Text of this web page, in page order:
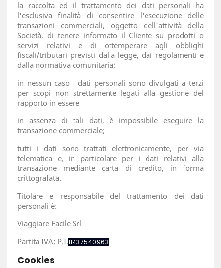
la raccolta ed il trattamento dei dati personali ha
l'esclusiva finalità di consentire l'esecuzione delle
transazioni commerciali, oggetto dell'attività della
Società, di tenere informato il Cliente su prodotti o
servizi relativi e di ottemperare agli obblighi
fiscali/tributari previsti dalla legge, dai regolamenti e
dalla normativa comunitaria;
in nessun caso i dati personali sono divulgati a terzi
per scopi non strettamente legati alla gestione del
rapporto in essere
in assenza di tali dati, è impossibile eseguire la
transazione commerciale;
tutti i dati sono trattati elettronicamente, per via
telematica e, in particolare per i dati relativi alla
transazione mediante carta di credito, in forma
crittografata.
Titolare e responsabile del trattamento dei dati
personali è:
Viaggiare Facile Srl
Partita IVA: P.I.11437540963
Cookies